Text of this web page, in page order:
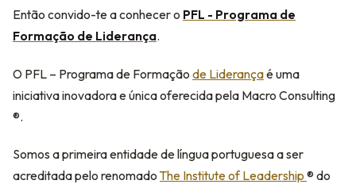
Então convido-te a conhecer o PFL - Programa de
Formação de Liderança.
O PFL – Programa de Formação de Liderançaé uma
iniciativa inovadora e única oferecida pela Macro Consulting
®️.
Somos a primeira entidade de língua portuguesa a ser
acreditada pelo renomado The Institute of Leadership ®️ do